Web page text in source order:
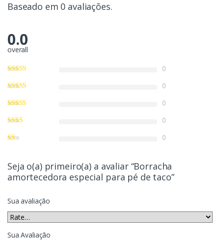
Baseado em 0 avaliações.
0.0
overall
0
0
0
0
0
Seja o(a) primeiro(a) a avaliar “Borracha
amortecedora especial para pé de taco”
Sua avaliação
Sua Avaliação